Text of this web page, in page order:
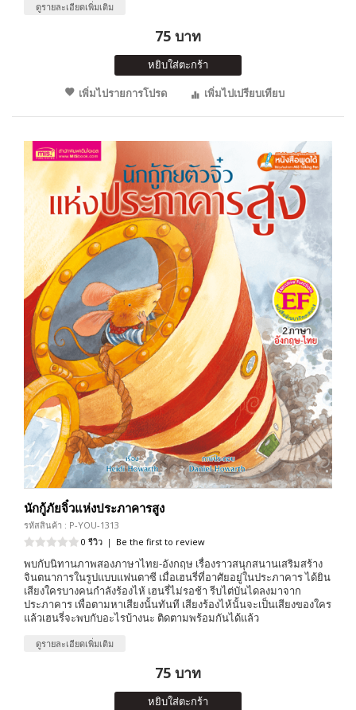
ดูรายละเอียดเพิ่มเติม
75 บาท
หยิบใส่ตะกร้า
เพิ่มไปรายการโปรด
เพิ่มไปเปรียบเทียบ
นักกู้ภัยจิ๋วแห่งประภาคารสูง
รหัสสินค้า : P-YOU-1313
0 รีวิว | Be the first to review
พบกับนิทานภาพสองภาษาไทย-อังกฤษ เรื่องราวสนุกสนานเสริมสร้าง
จินตนาการในรูปแบบแฟนตาซี เมื่อเฮนรี่ที่อาศัยอยู่ในประภาคาร ได้ยิน
เสียงใครบางคนกำลังร้องไห้ เฮนรี่ไม่รอช้า รีบไต่บันไดลงมาจาก
ประภาคาร เพื่อตามหาเสียงนั้นทันที เสียงร้องไห้นั้นจะเป็นเสียงของใคร
แล้วเฮนรี่จะพบกับอะไรบ้างนะ ติดตามพร้อมกันได้แล้ว
ดูรายละเอียดเพิ่มเติม
75 บาท
หยิบใส่ตะกร้า